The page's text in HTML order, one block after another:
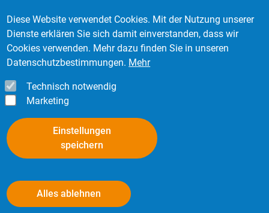
Diese Website verwendet Cookies. Mit der Nutzung unserer
Dienste erklären Sie sich damit einverstanden, dass wir
Cookies verwenden. Mehr dazu finden Sie in unseren
Datenschutzbestimmungen. Mehr
Technisch notwendig
Marketing
Einstellungen
speichern
Alles ablehnen
Kontakt Login
Mitgliederinformationen